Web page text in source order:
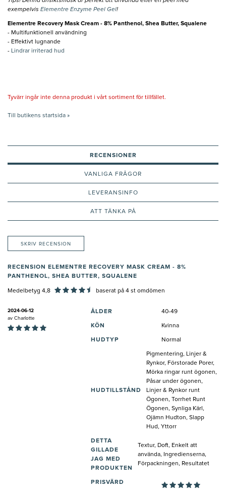
exempelvis Elementre Enzyme Peel Gel!
Elementre Recovery Mask Cream - 8% Panthenol, Shea Butter, Squalene
- Multifunktionell användning
- Effektivt lugnande
- Lindrar irriterad hud
Tyvärr ingår inte denna produkt i vårt sortiment för tillfället.
Till butikens startsida »
RECENSIONER
VANLIGA FRÅGOR
LEVERANSINFO
ATT TÄNKA PÅ
SKRIV RECENSION
RECENSION ELEMENTRE RECOVERY MASK CREAM - 8%
PANTHENOL, SHEA BUTTER, SQUALENE
Medelbetyg 4,8 baserat på 4 st omdömen
2024-06-12
av Charlotte
ÅLDER 40-49
KÖN Kvinna
HUDTYP Normal
HUDTILLSTÅND
Pigmentering, Linjer &
Rynkor, Förstorade Porer,
Mörka ringar runt ögonen,
Påsar under ögonen,
Linjer & Rynkor runt
Ögonen, Torrhet Runt
Ögonen, Synliga Kärl,
Ojämn Hudton, Slapp
Hud, Yttorr
DETTA
GILLADE
JAG MED
PRODUKTEN
Textur, Doft, Enkelt att
använda, Ingredienserna,
Förpackningen, Resultatet
PRISVÄRD